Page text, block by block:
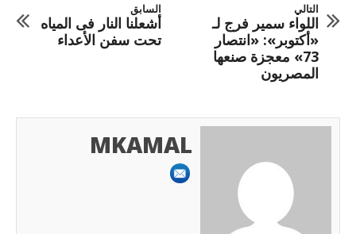
السابق
أشعلنا النار فى المياه
تحت سفن الأعداء
التالي
اللواء سمير فرج لـ
«أكتوبر»: «انتصار
73» معجزة صنعها
المصريون
MKAMAL